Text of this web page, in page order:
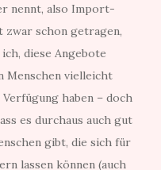
nennt, also Import-
zwar schon getragen,
diese Angebote
Menschen vielleicht
haben – doch
es durchaus auch gut
gibt, die sich für
lassen können (auch